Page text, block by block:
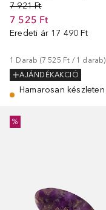
7 921 Ft
7 525 Ft
Eredeti ár 17 490 Ft
1 Darab (7 525 Ft / 1 darab)
AJÁNDÉKAKCIÓ
Hamarosan készleten
%